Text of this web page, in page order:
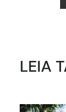
LEIA